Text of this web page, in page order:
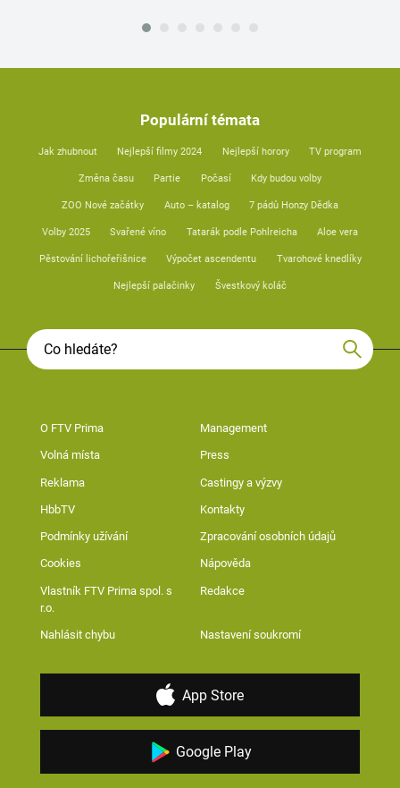
Populární témata
Jak zhubnout Nejlepší filmy 2024 Nejlepší horory TV program
Změna času Partie Počasí Kdy budou volby
ZOO Nové začátky Auto – katalog 7 pádů Honzy Dědka
Volby 2025 Svařené víno Tatarák podle Pohlreicha Aloe vera
Pěstování lichořeřišnice Výpočet ascendentu Tvarohové knedlíky
Nejlepší palačinky Švestkový koláč
O FTV Prima Management
Volná místa Press
Reklama Castingy a výzvy
HbbTV Kontakty
Podmínky užívání Zpracování osobních údajů
Cookies Nápověda
Vlastník FTV Prima spol. s
r.o.
Redakce
Nahlásit chybu Nastavení soukromí
App Store
Google Play